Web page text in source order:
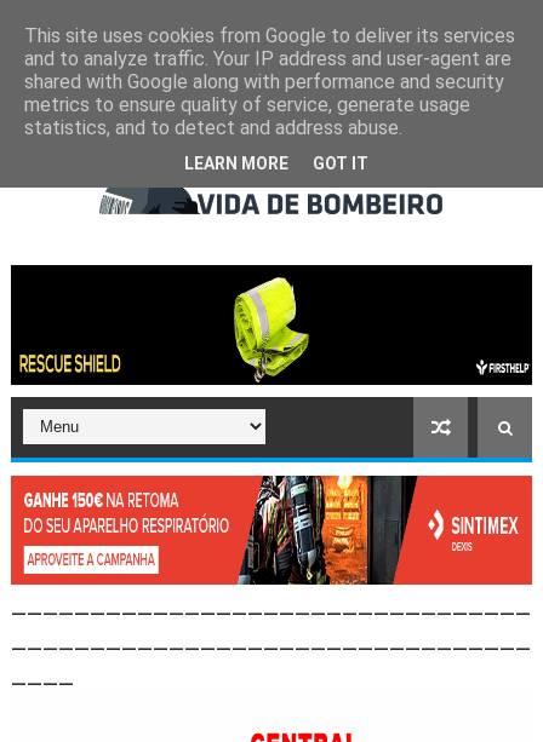
This site uses cookies from Google to deliver its services
and to analyze traffic. Your IP address and user-agent are
shared with Google along with performance and security
metrics to ensure quality of service, generate usage
statistics, and to detect and address abuse.
LEARN MORE GOT IT